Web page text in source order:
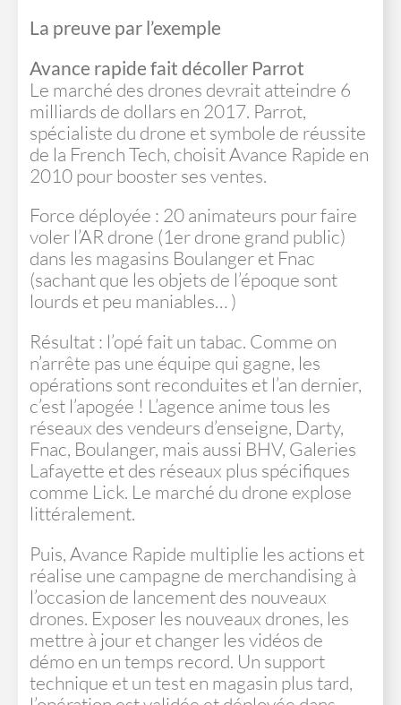
La preuve par l’exemple
Avance rapide fait décoller Parrot
Le marché des drones devrait atteindre 6
milliards de dollars en 2017. Parrot,
spécialiste du drone et symbole de réussite
de la French Tech, choisit Avance Rapide en
2010 pour booster ses ventes.
Force déployée : 20 animateurs pour faire
voler l’AR drone (1er drone grand public)
dans les magasins Boulanger et Fnac
(sachant que les objets de l’époque sont
lourds et peu maniables… )
Résultat : l’opé fait un tabac. Comme on
n’arrête pas une équipe qui gagne, les
opérations sont reconduites et l’an dernier,
c’est l’apogée ! L’agence anime tous les
réseaux des vendeurs d’enseigne, Darty,
Fnac, Boulanger, mais aussi BHV, Galeries
Lafayette et des réseaux plus spécifiques
comme Lick. Le marché du drone explose
littéralement.
Puis, Avance Rapide multiplie les actions et
réalise une campagne de merchandising à
l’occasion de lancement des nouveaux
drones. Exposer les nouveaux drones, les
mettre à jour et changer les vidéos de
démo en un temps record. Un support
technique et un test en magasin plus tard,